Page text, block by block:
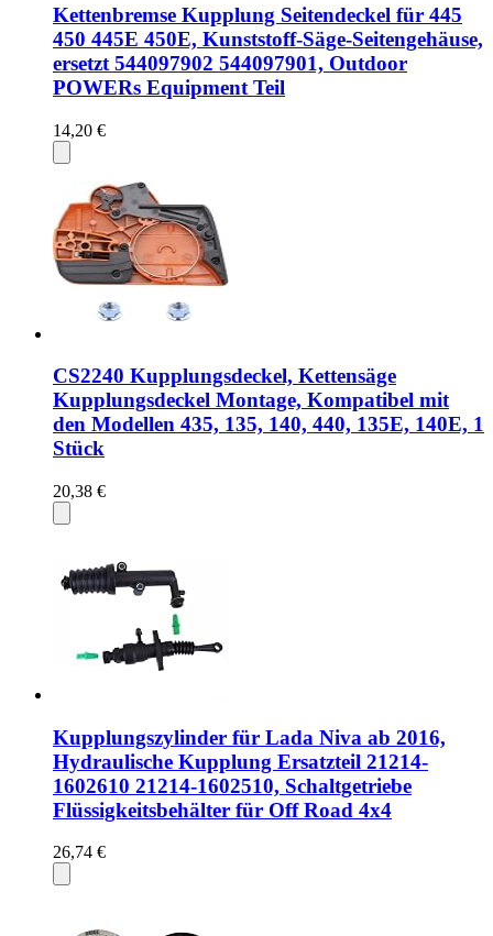
Kettenbremse Kupplung Seitendeckel für 445
450 445E 450E, Kunststoff-Säge-Seitengehäuse,
ersetzt 544097902 544097901, Outdoor
POWERs Equipment Teil
14,20 €
CS2240 Kupplungsdeckel, Kettensäge
Kupplungsdeckel Montage, Kompatibel mit
den Modellen 435, 135, 140, 440, 135E, 140E, 1
Stück
20,38 €
Kupplungszylinder für Lada Niva ab 2016,
Hydraulische Kupplung Ersatzteil 21214-
1602610 21214-1602510, Schaltgetriebe
Flüssigkeitsbehälter für Off Road 4x4
26,74 €